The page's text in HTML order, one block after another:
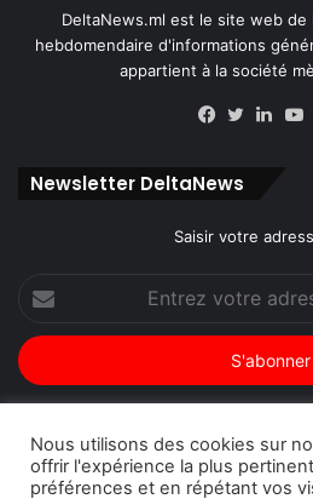
DeltaNews.ml est le site web
hebdomendaire d'informations
appartient à la société
Newsletter DeltaNews
Saisir votre
votre
adresse
Email
© Copyright 2026, Tous droits
Nous utilisons des cookies sur
offrir l'expérience la plus
préférences et en répétant vos